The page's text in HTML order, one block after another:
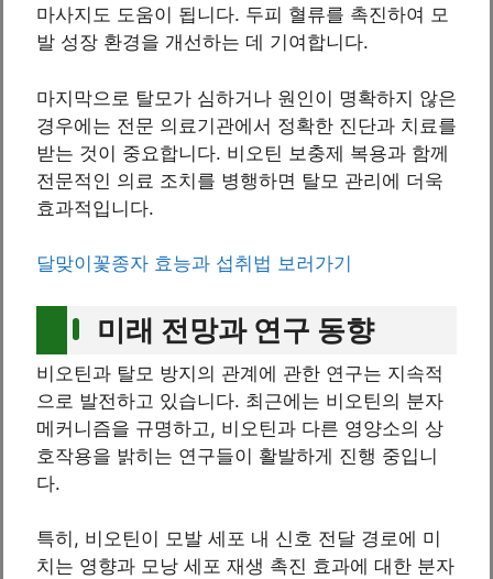
마사지도 도움이 됩니다. 두피 혈류를 촉진하여 모
발 성장 환경을 개선하는 데 기여합니다.
마지막으로 탈모가 심하거나 원인이 명확하지 않은
경우에는 전문 의료기관에서 정확한 진단과 치료를
받는 것이 중요합니다. 비오틴 보충제 복용과 함께
전문적인 의료 조치를 병행하면 탈모 관리에 더욱
효과적입니다.
달맞이꽃종자 효능과 섭취법 보러가기
미래 전망과 연구 동향
비오틴과 탈모 방지의 관계에 관한 연구는 지속적
으로 발전하고 있습니다. 최근에는 비오틴의 분자
메커니즘을 규명하고, 비오틴과 다른 영양소의 상
호작용을 밝히는 연구들이 활발하게 진행 중입니
다.
특히, 비오틴이 모발 세포 내 신호 전달 경로에 미
치는 영향과 모낭 세포 재생 촉진 효과에 대한 분자